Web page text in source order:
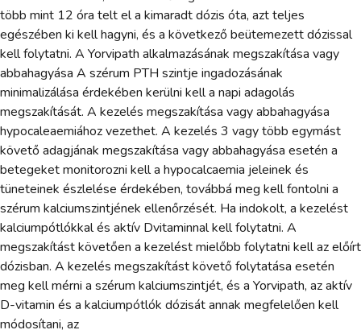
több mint 12 óra telt el a kimaradt dózis óta, azt teljes
egészében ki kell hagyni, és a következő beütemezett dózissal
kell folytatni. A Yorvipath alkalmazásának megszakítása vagy
abbahagyása A szérum PTH szintje ingadozásának
minimalizálása érdekében kerülni kell a napi adagolás
megszakítását. A kezelés megszakítása vagy abbahagyása
hypocaleaemiához vezethet. A kezelés 3 vagy több egymást
követő adagjának megszakítása vagy abbahagyása esetén a
betegeket monitorozni kell a hypocalcaemia jeleinek és
tüneteinek észlelése érdekében, továbbá meg kell fontolni a
szérum kalciumszintjének ellenőrzését. Ha indokolt, a kezelést
kalciumpótlókkal és aktív Dvitaminnal kell folytatni. A
megszakítást követően a kezelést mielőbb folytatni kell az előírt
dózisban. A kezelés megszakítást követő folytatása esetén
meg kell mérni a szérum kalciumszintjét, és a Yorvipath, az aktív
D-vitamin és a kalciumpótlók dózisát annak megfelelően kell
módosítani, az